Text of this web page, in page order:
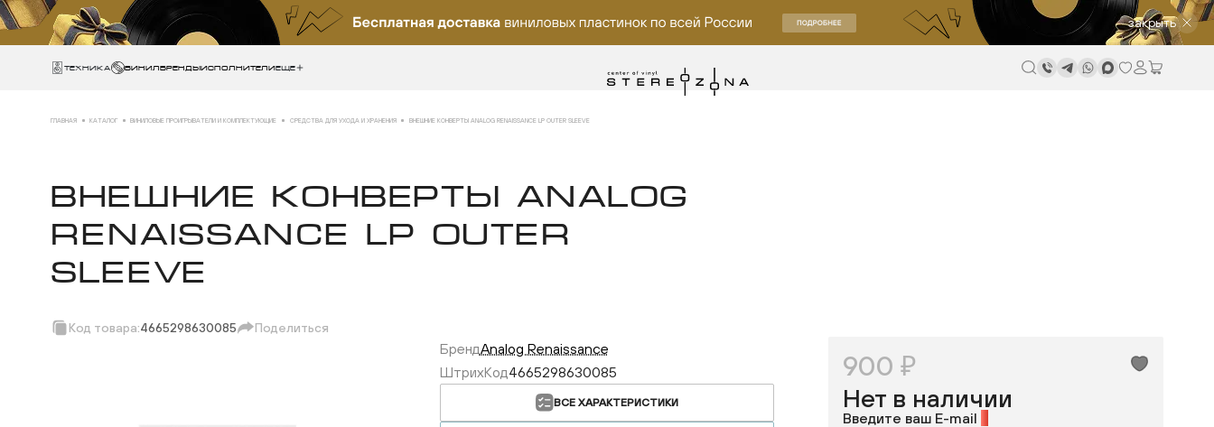
закрыть
Техника ВИНИЛБРЕНДЫИСПОЛНИТЕЛИЕще
ГЛАВНАЯ КАТАЛОГ ВИНИЛОВЫЕ ПРОИГРЫВАТЕЛИ И КОМПЛЕКТУЮЩИЕ СРЕДСТВА ДЛЯ УХОДА И ХРАНЕНИЯ ВНЕШНИЕ КОНВЕРТЫ ANALOG RENAISSANCE LP OUTER SLEEVE
ВНЕШНИЕ КОНВЕРТЫ ANALOG
RENAISSANCE LP OUTER
SLEEVE
Код товара:4665298630085 Поделиться
БрендAnalog Renaissance
ШтрихКод4665298630085
ВСЕ ХАРАКТЕРИСТИКИ
900 ₽
Нет в наличии
Введите ваш E-mail